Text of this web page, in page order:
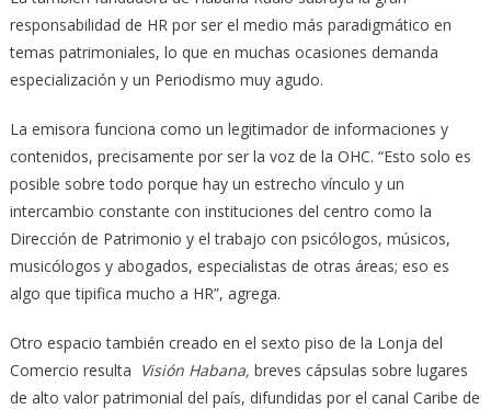
responsabilidad de HR por ser el medio más paradigmático en
temas patrimoniales, lo que en muchas ocasiones demanda
especialización y un Periodismo muy agudo.
La emisora funciona como un legitimador de informaciones y
contenidos, precisamente por ser la voz de la OHC. “Esto solo es
posible sobre todo porque hay un estrecho vínculo y un
intercambio constante con instituciones del centro como la
Dirección de Patrimonio y el trabajo con psicólogos, músicos,
musicólogos y abogados, especialistas de otras áreas; eso es
algo que tipifica mucho a HR”, agrega.
Otro espacio también creado en el sexto piso de la Lonja del
Comercio resulta Visión Habana, breves cápsulas sobre lugares
de alto valor patrimonial del país, difundidas por el canal Caribe de